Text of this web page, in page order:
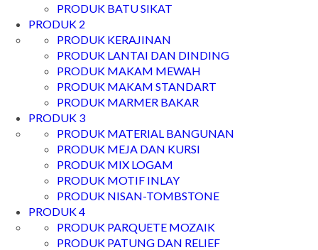
PRODUK BATU SIKAT
PRODUK 2
PRODUK KERAJINAN
PRODUK LANTAI DAN DINDING
PRODUK MAKAM MEWAH
PRODUK MAKAM STANDART
PRODUK MARMER BAKAR
PRODUK 3
PRODUK MATERIAL BANGUNAN
PRODUK MEJA DAN KURSI
PRODUK MIX LOGAM
PRODUK MOTIF INLAY
PRODUK NISAN-TOMBSTONE
PRODUK 4
PRODUK PARQUETE MOZAIK
PRODUK PATUNG DAN RELIEF